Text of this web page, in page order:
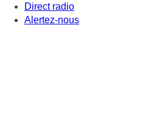
Direct radio
Alertez-nous